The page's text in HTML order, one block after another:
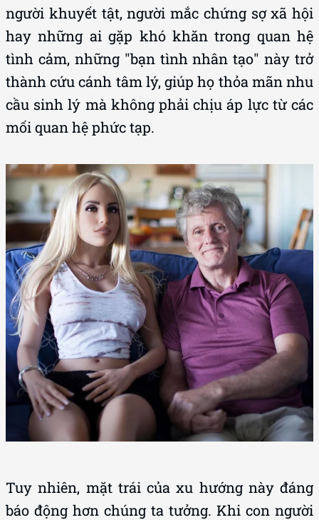
người khuyết tật, người mắc chứng sợ xã hội
hay những ai gặp khó khăn trong quan hệ
tình cảm, những "bạn tình nhân tạo" này trở
thành cứu cánh tâm lý, giúp họ thỏa mãn nhu
cầu sinh lý mà không phải chịu áp lực từ các
mối quan hệ phức tạp.
Tuy nhiên, mặt trái của xu hướng này đáng
báo động hơn chúng ta tưởng. Khi con người